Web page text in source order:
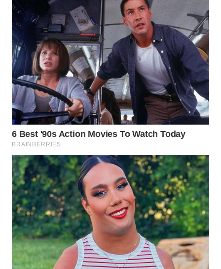
WAHANANEWS
NET
WAHANA
SPORT
WAHANA
UMKM
WAHANA
SELEB
WAHANA
PERSONA
WAHANA
OTOMOTIF
WAHANA
HEALTH